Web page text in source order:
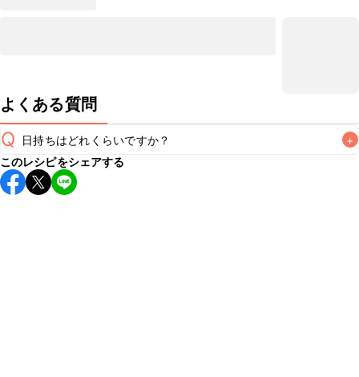
よくある質問
Q 日持ちはどれくらいですか？ +
保存期間は冷蔵で当日中が目安です。なるべくお早めにお召
し上がりください。
このレシピをシェアする